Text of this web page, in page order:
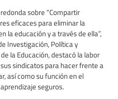
sobre “Compartir
eficaces para eliminar la
la educación y a través de ella”,
Investigación, Política y
la Educación, destacó la labor
sindicatos para hacer frente a
así como su función en el
seguros.